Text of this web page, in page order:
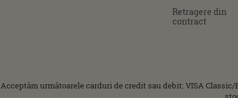
Retragere din
contract
Acceptăm următoarele carduri de credit sau debit: VISA